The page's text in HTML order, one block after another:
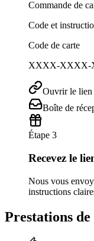
Commande de
Code et
Code de carte
XXXX-XXXX-
Ouvrir le lien
Boîte de
Étape 3
Recevez le
Nous vous
instructions
Prestations de